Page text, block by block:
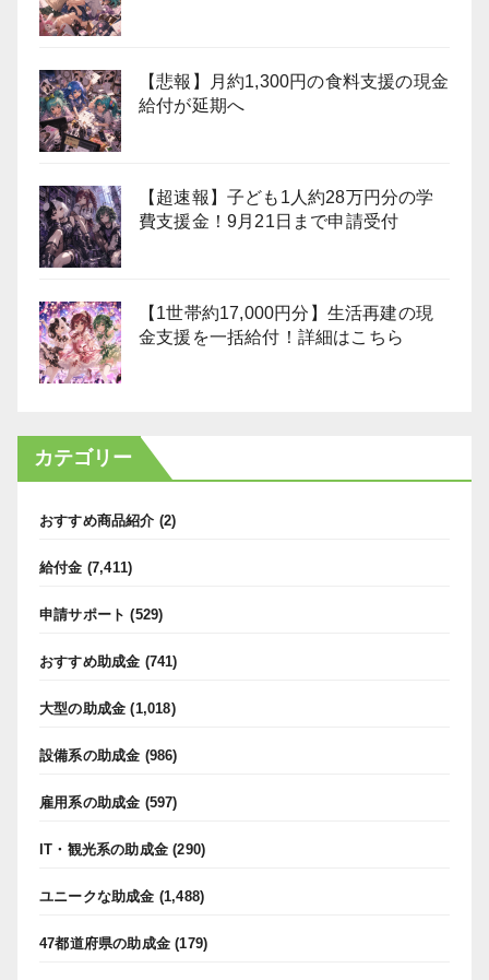
【悲報】月約1,300円の食料支援の現金
給付が延期へ
【超速報】子ども1人約28万円分の学
費支援金！9月21日まで申請受付
【1世帯約17,000円分】生活再建の現
金支援を一括給付！詳細はこちら
カテゴリー
おすすめ商品紹介 (2)
給付金 (7,411)
申請サポート (529)
おすすめ助成金 (741)
大型の助成金 (1,018)
設備系の助成金 (986)
雇用系の助成金 (597)
IT・観光系の助成金 (290)
ユニークな助成金 (1,488)
47都道府県の助成金 (179)